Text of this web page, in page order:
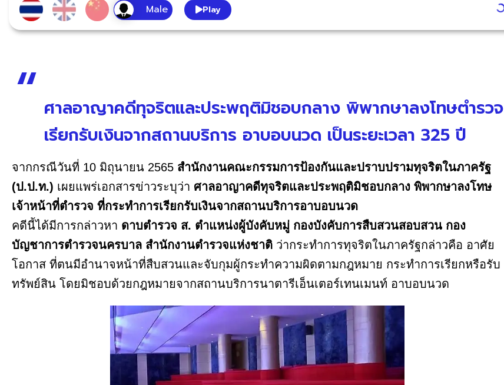
Play
ศาลอาญาคดีทุจริตและประพฤติมิชอบกลาง พิพากษาลงโทษตำรวจ
เรียกรับเงินจากสถานบริการ อาบอบนวด เป็นระยะเวลา 325 ปี
จากกรณีวันที่ 10 มิถุนายน 2565 สำนักงานคณะกรรมการป้องกันและปราบปรามทุจริตในภาครัฐ
(ป.ป.ท.) เผยแพร่เอกสารข่าวระบุว่า ศาลอาญาคดีทุจริตและประพฤติมิชอบกลาง พิพากษาลงโทษ
เจ้าหน้าที่ตำรวจ ที่กระทำการเรียกรับเงินจากสถานบริการอาบอบนวด
คดีนี้ได้มีการกล่าวหา ดาบตำรวจ ส. ตำแหน่งผู้บังคับหมู่ กองบังคับการสืบสวนสอบสวน กอง
บัญชาการตำรวจนครบาล สำนักงานตำรวจแห่งชาติ ว่ากระทำการทุจริตในภาครัฐกล่าวคือ อาศัย
โอกาส ที่ตนมีอำนาจหน้าที่สืบสวนและจับกุมผู้กระทำความผิดตามกฎหมาย กระทำการเรียกหรือรับ
ทรัพย์สิน โดยมิชอบด้วยกฎหมายจากสถานบริการนาตารีเอ็นเตอร์เทนเมนท์ อาบอบนวด